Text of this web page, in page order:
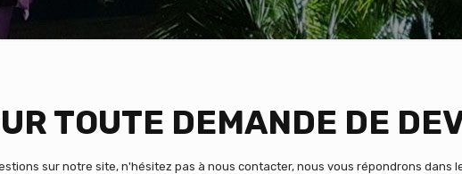
TOUTE DEMANDE DE
sur notre site, n'hésitez pas à nous contacter, nous vous répondrons dans